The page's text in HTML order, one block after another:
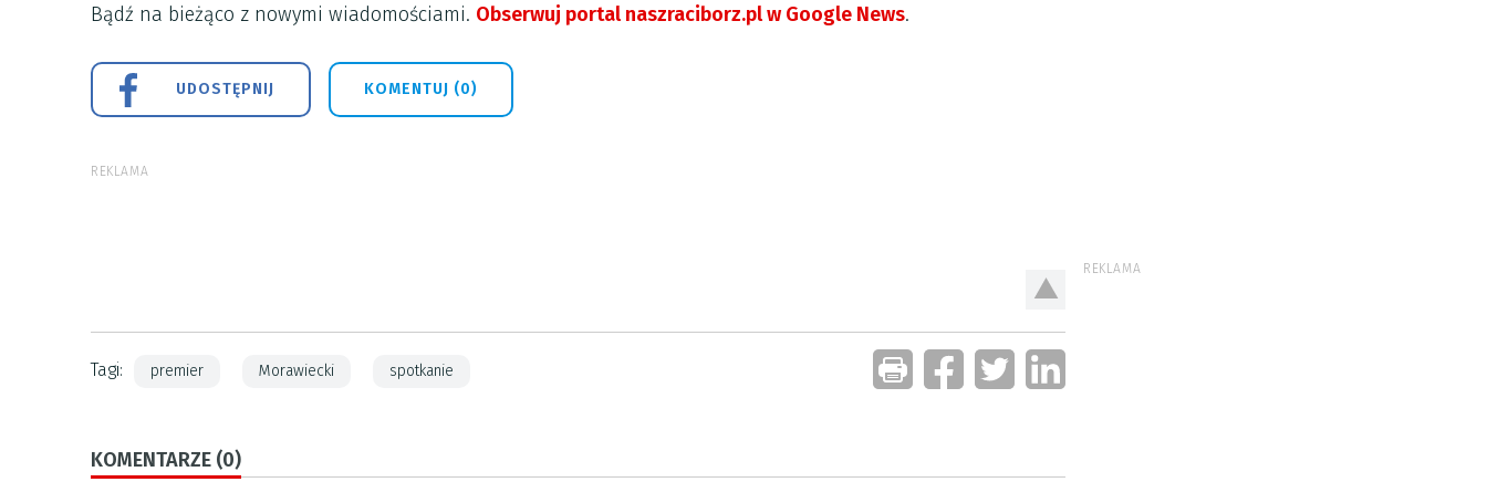
Bądź na bieżąco z nowymi wiadomościami. Obserwuj portal naszraciborz.pl w Google News.
UDOSTĘPNIJ KOMENTUJ (0)
REKLAMA
Tagi: premier Morawiecki spotkanie
KOMENTARZE (0)
REKLAMA